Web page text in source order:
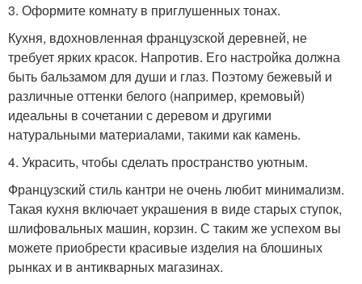
3. Оформите комнату в приглушенных тонах.
Кухня, вдохновленная французской деревней, не
требует ярких красок. Напротив. Его настройка должна
быть бальзамом для души и глаз. Поэтому бежевый и
различные оттенки белого (например, кремовый)
идеальны в сочетании с деревом и другими
натуральными материалами, такими как камень.
4. Украсить, чтобы сделать пространство уютным.
Французский стиль кантри не очень любит минимализм.
Такая кухня включает украшения в виде старых ступок,
шлифовальных машин, корзин. С таким же успехом вы
можете приобрести красивые изделия на блошиных
рынках и в антикварных магазинах.